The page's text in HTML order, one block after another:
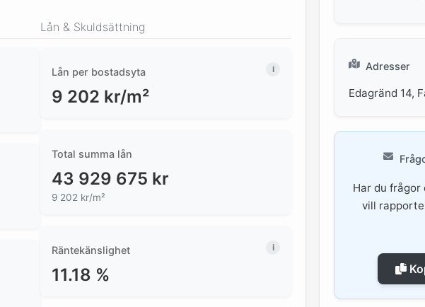
Lån & Skuldsättning
Lån per bostadsyta
9 202 kr/m²
Total summa lån
43 929 675 kr
9 202 kr/m²
Räntekänslighet
11.18 %
Adresser
Edagränd 14,
Har du frågor
vill